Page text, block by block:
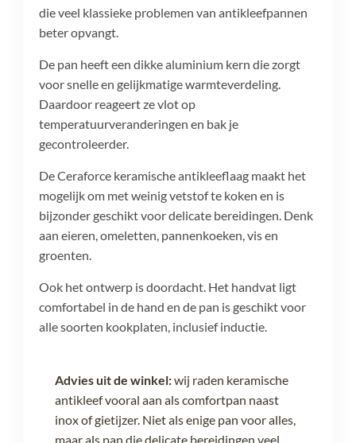
die veel klassieke problemen van antikleefpannen
beter opvangt.
De pan heeft een dikke aluminium kern die zorgt
voor snelle en gelijkmatige warmteverdeling.
Daardoor reageert ze vlot op
temperatuurveranderingen en bak je
gecontroleerder.
De Ceraforce keramische antikleeflaag maakt het
mogelijk om met weinig vetstof te koken en is
bijzonder geschikt voor delicate bereidingen. Denk
aan eieren, omeletten, pannenkoeken, vis en
groenten.
Ook het ontwerp is doordacht. Het handvat ligt
comfortabel in de hand en de pan is geschikt voor
alle soorten kookplaten, inclusief inductie.
Advies uit de winkel:wij raden keramische
antikleef vooral aan als comfortpan naast
inox of gietijzer. Niet als enige pan voor alles,
maar als pan die delicate bereidingen veel